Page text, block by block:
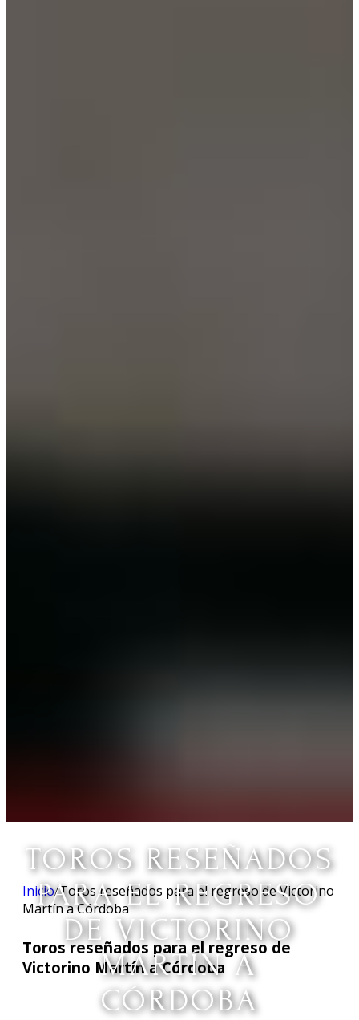
TOROS RESEÑADOS
PARA EL REGRESO
DE VICTORINO
MARTÍN A
CÓRDOBA
Inicio/Toros reseñados para el regreso de Victorino
Martín a Córdoba
Toros reseñados para el regreso de
Victorino Martín a Córdoba